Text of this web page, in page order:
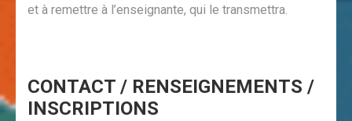
et à remettre à l’enseignante, qui le transmettra.
CONTACT / RENSEIGNEMENTS /
INSCRIPTIONS